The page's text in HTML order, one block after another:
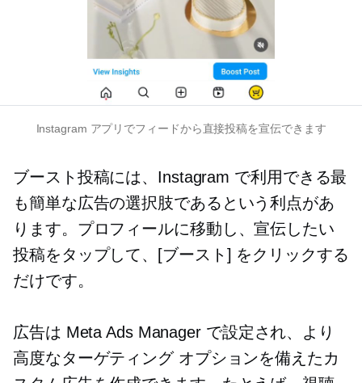
Instagram アプリでフィードから直接投稿を宣伝できます
ブースト投稿には、Instagram で利用できる最
も簡単な広告の選択肢であるという利点があ
ります。プロフィールに移動し、宣伝したい
投稿をタップして、[ブースト] をクリックする
だけです。
広告は Meta Ads Manager で設定され、より
高度なターゲティング オプションを備えたカ